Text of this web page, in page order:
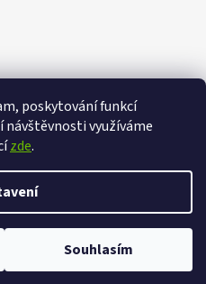
poskytování funkcí
návštěvnosti využíváme
zde.
Souhlasím
návštěvy se dotazujte na
eXtrem-audio na Instagramu
. Všechna práva vyhrazena.
cookies